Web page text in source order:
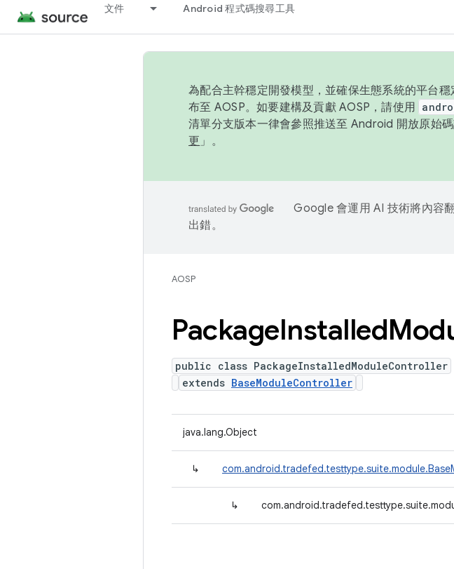
文件 Android 程式碼搜尋工具
為配合主幹穩定開發模型，並確保生態系統的平台
布至 AOSP。如要建構及貢獻 AOSP，請使用
清單分支版本一律會參照推送至 Android 開放原始
更 」。
Google 會運用 AI 技術將內容
出錯。
AOSP
PackageInstalled
public class PackageInstalledModuleController
extends BaseModuleController
java.lang.Object
↳
↳